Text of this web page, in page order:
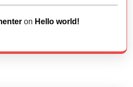
on Hello world!